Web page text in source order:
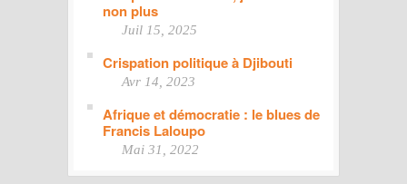
non plus
Juil 15, 2025
Crispation politique à Djibouti
Avr 14, 2023
Afrique et démocratie : le blues de
Francis Laloupo
Mai 31, 2022